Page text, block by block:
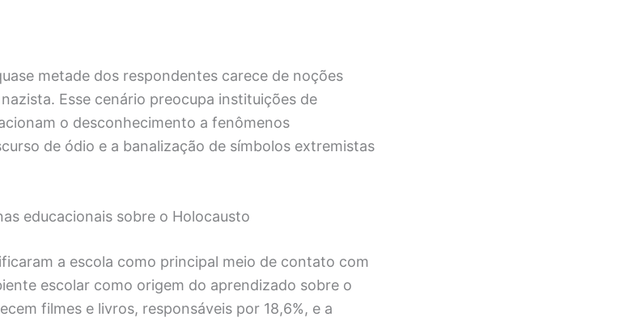
metade dos respondentes carece de noções
Esse cenário preocupa instituições de
o desconhecimento a fenômenos
de ódio e a banalização de símbolos extremistas
educacionais sobre o Holocausto
a escola como principal meio de contato com
escolar como origem do aprendizado sobre o
filmes e livros, responsáveis por 18,6%, e a